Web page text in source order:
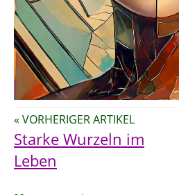
« VORHERIGER ARTIKEL
Starke Wurzeln im
Leben